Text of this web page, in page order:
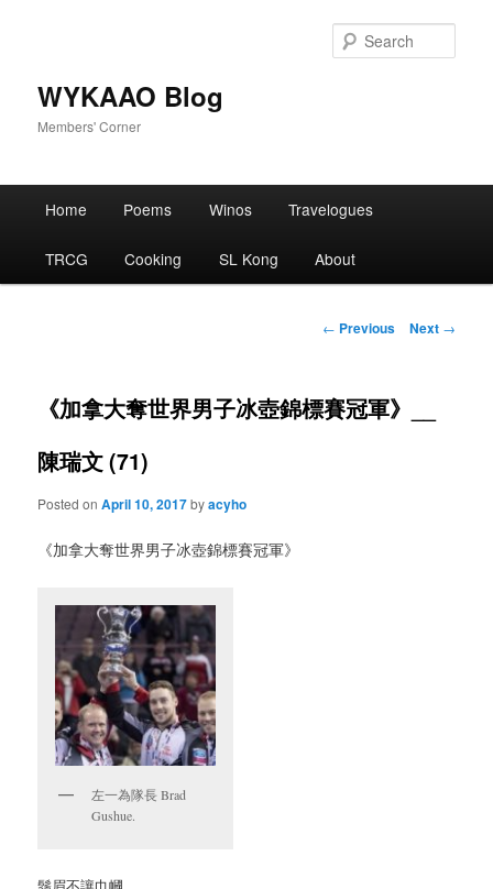
WYKAAO Blog
Members' Corner
Home Poems Winos Travelogues
TRCG Cooking SL Kong About
Post
← Previous Next →
《加拿大奪世界男子冰壺錦標賽冠軍》__
陳瑞文 (71)
Posted onApril 10, 2017byacyho
《加拿大奪世界男子冰壺錦標賽冠軍》
左一為隊長 Brad
Gushue.
鬚眉不讓巾幗